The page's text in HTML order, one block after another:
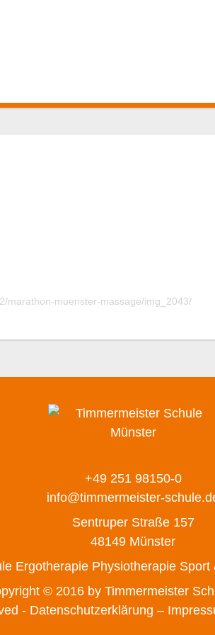
marathon-muenster-massage/img_2043/
+49 251 98150-0
info@timmermeister-
Sentruper Straße 157
48149 Münster
Ergotherapie Physiotherapie Sport
© 2016 by Timmermeister
- Datenschutzerklärung –